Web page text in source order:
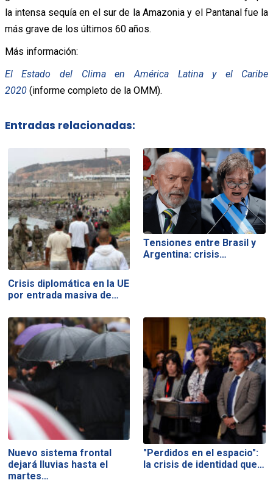
la intensa sequía en el sur de la Amazonia y el Pantanal fue la
más grave de los últimos 60 años.
Más información:
El Estado del Clima en América Latina y el Caribe
2020(informe completo de la OMM).
Entradas relacionadas:
Crisis diplomática en la UE
por entrada masiva de…
Tensiones entre Brasil y
Argentina: crisis…
Nuevo sistema frontal
dejará lluvias hasta el
martes…
"Perdidos en el espacio":
la crisis de identidad que…